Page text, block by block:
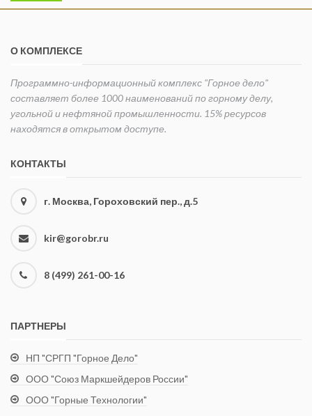
О КОМПЛЕКСЕ
Программно-информационный комплекс "Горное дело"
составляет более 1000 наименований по горному делу,
угольной и нефтяной промышленности. 15% ресурсов
находятся в открытом доступе.
КОНТАКТЫ
г. Москва, Гороховский пер., д.5
kir@gorobr.ru
8 (499) 261-00-16
ПАРТНЕРЫ
НП "СРГП "Горное Дело"
ООО "Союз Маркшейдеров России"
ООО "Горные Технологии"